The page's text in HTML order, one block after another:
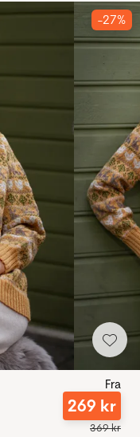
-27%
Fra
269 kr
369kr